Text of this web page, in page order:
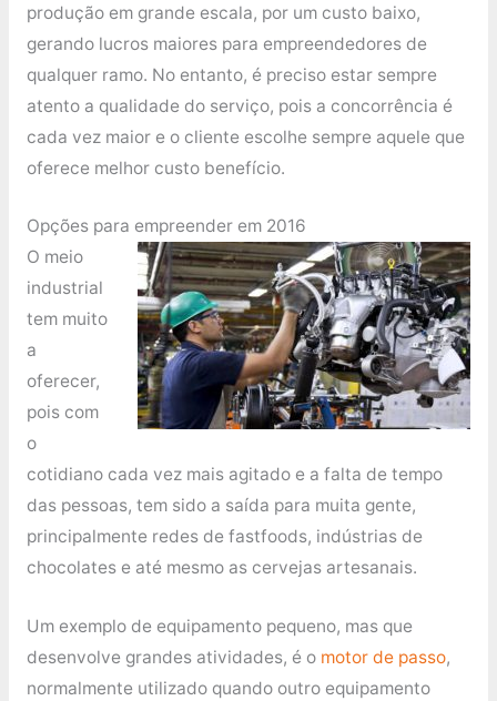
produção em grande escala, por um custo baixo,
gerando lucros maiores para empreendedores de
qualquer ramo. No entanto, é preciso estar sempre
atento a qualidade do serviço, pois a concorrência é
cada vez maior e o cliente escolhe sempre aquele que
oferece melhor custo benefício.
Opções para empreender em 2016
O meio
industrial
tem muito
a
oferecer,
pois com
o
cotidiano cada vez mais agitado e a falta de tempo
das pessoas, tem sido a saída para muita gente,
principalmente redes de fastfoods, indústrias de
chocolates e até mesmo as cervejas artesanais.
Um exemplo de equipamento pequeno, mas que
desenvolve grandes atividades, é o motor de passo,
normalmente utilizado quando outro equipamento